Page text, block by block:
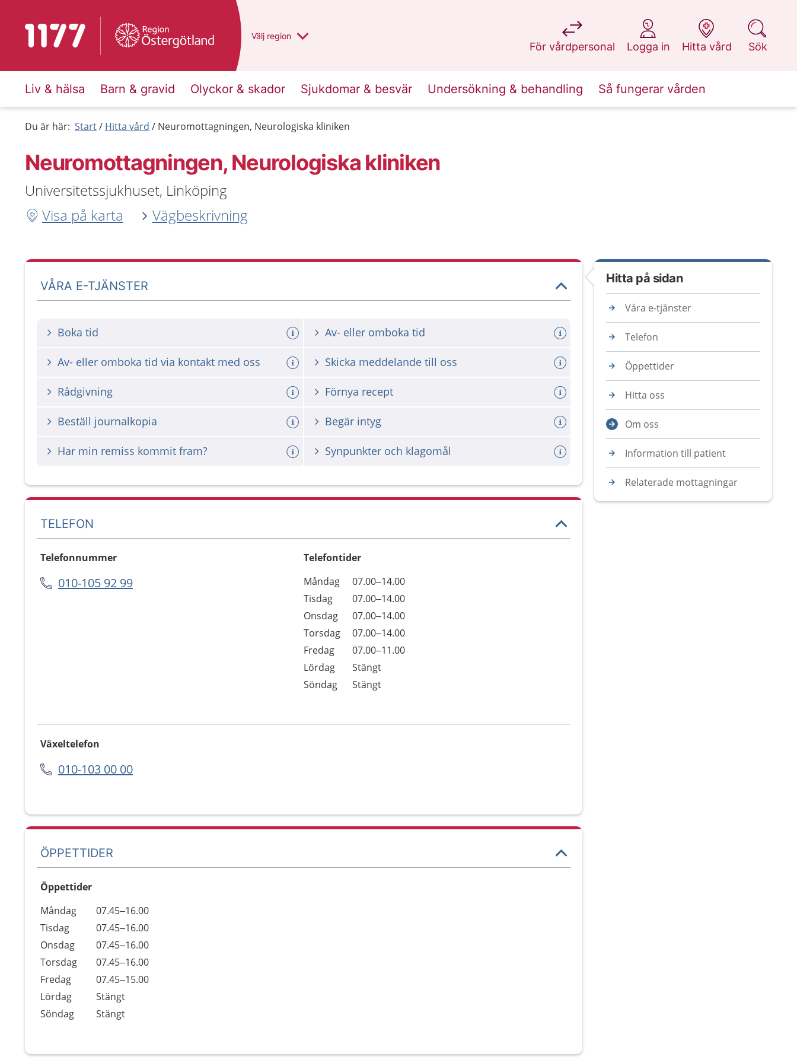
Till startsidan för 1177 Du har valt region
Välj en annan
region
För vårdpersonal
på 1177.se
Logga in
på 1177.se
Hitta vård
på 1177.se
Sök
på 1177.se
Liv & hälsa Barn & gravid Olyckor & skador Sjukdomar & besvär Undersökning & behandling Så fungerar vården
Du är här: Start Hitta vård Neuromottagningen, Neurologiska kliniken
Neuromottagningen, Neurologiska kliniken
Universitetssjukhuset, Linköping
Visa på karta
Vägbeskrivning
VÅRA E-TJÄNSTER
Boka tid Av- eller omboka tid
Av- eller omboka tid via kontakt med oss Skicka meddelande till oss
Rådgivning Förnya recept
Beställ journalkopia Begär intyg
Har min remiss kommit fram? Synpunkter och klagomål
TELEFON
Telefonnummer
010-105 92 99
Telefontider
Dag
Öppettider
Kommentarer
Måndag
07.00–14.00
Tisdag
07.00–14.00
Onsdag
07.00–14.00
Torsdag
07.00–14.00
Fredag
07.00–11.00
Lördag
Stängt
Söndag
Stängt
Växeltelefon
010-103 00 00
ÖPPETTIDER
Öppettider
Dag
Öppettider
Kommentarer
Måndag
07.45–16.00
Tisdag
07.45–16.00
Onsdag
07.45–16.00
Torsdag
07.45–16.00
Fredag
07.45–15.00
Lördag
Stängt
Söndag
Stängt
Hitta på sidan
Våra e-tjänster
Telefon
Öppettider
Hitta oss
Om oss
Information till patient
Relaterade mottagningar